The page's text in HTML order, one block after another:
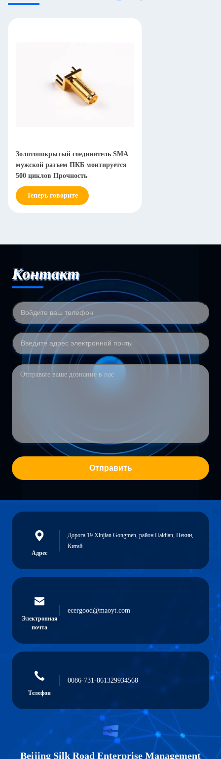
Золотопокрытый соединитель SMA
мужской разъем ПКБ монтируется
500 циклов Прочность
Теперь говорите
Контакт
Отправить
Адрес
Дорога 19 Xinjian Gongmen, район Haidian, Пекин,
Китай
Электронная
почта
ecergood@maoyt.com
Телефон
0086-731-861329934568
Beijing Silk Road Enterprise Management